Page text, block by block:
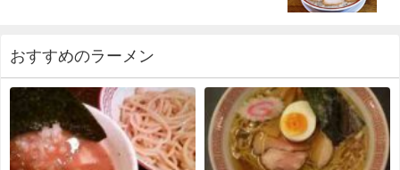
おすすめのラーメン